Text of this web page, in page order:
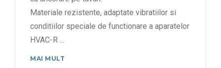
Materiale rezistente, adaptate vibratiilor si
conditiilor speciale de functionare a aparatelor
HVAC-R
MAI MULT